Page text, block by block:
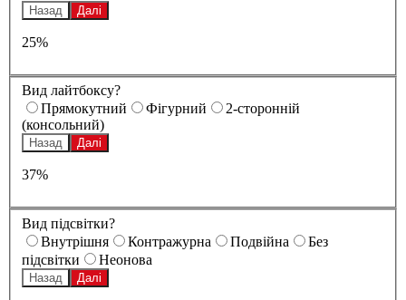
Назад Далі
25%
Вид лайтбоксу?
Прямокутний
Фігурний
2-сторонній
(консольний)
Назад Далі
37%
Вид підсвітки?
Внутрішня
Контражурна Подвійна
Без
підсвітки
Неонова
Назад Далі